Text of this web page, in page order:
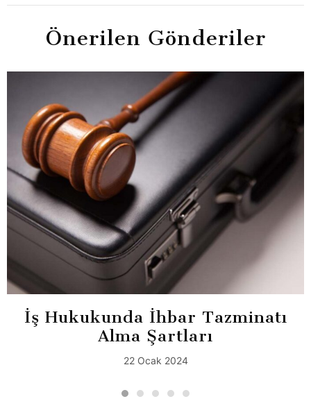
Önerilen Gönderiler
İş Hukukunda İhbar Tazminatı
Alma Şartları
22 Ocak 2024